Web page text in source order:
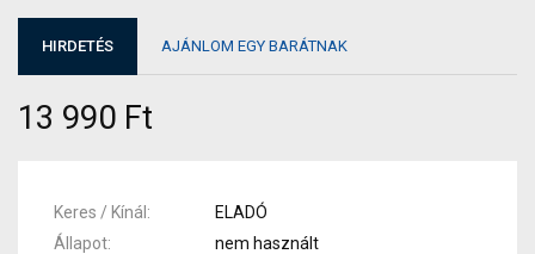
HIRDETÉS AJÁNLOM EGY BARÁTNAK
13 990 Ft
Keres / Kínál
ELADÓ
Állapot
nem használt